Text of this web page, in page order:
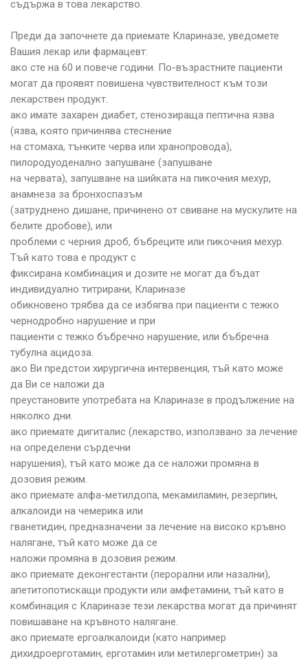
съдържа в това лекарство.
Преди да започнете да приемате Клариназе, уведомете
Вашия лекар или фармацевт:
ако сте на 60 и повече години. По-възрастните пациенти
могат да проявят повишена чувствителност към този
лекарствен продукт.
ако имате захарен диабет, стенозираща пептична язва
(язва, която причинява стеснение
на стомаха, тънките черва или хранопровода),
пилородуоденално запушване (запушване
на червата), запушване на шийката на пикочния мехур,
анамнеза за бронхоспазъм
(затруднено дишане, причинено от свиване на мускулите на
белите дробове), или
проблеми с черния дроб, бъбреците или пикочния мехур.
Тъй като това е продукт с
фиксирана комбинация и дозите не могат да бъдат
индивидуално титрирани, Клариназе
обикновено трябва да се избягва при пациенти с тежко
чернодробно нарушение и при
пациенти с тежко бъбречно нарушение, или бъбречна
тубулна ацидоза.
ако Ви предстои хирургична интервенция, тъй като може
да Ви се наложи да
преустановите употребата на Клариназе в продължение на
няколко дни.
ако приемате дигиталис (лекарство, използвано за лечение
на определени сърдечни
нарушения), тъй като може да се наложи промяна в
дозовия режим.
ако приемате алфа-метилдопа, мекамиламин, резерпин,
алкалоиди на чемерика или
гванетидин, предназначени за лечение на високо кръвно
налягане, тъй като може да се
наложи промяна в дозовия режим.
ако приемате деконгестанти (перорални или назални),
апетитопотискащи продукти или амфетамини, тъй като в
комбинация с Клариназе тези лекарства могат да причинят
повишаване на кръвното налягане.
ако приемате ергоалкалоиди (като например
дихидроерготамин, ерготамин или метилергометрин) за